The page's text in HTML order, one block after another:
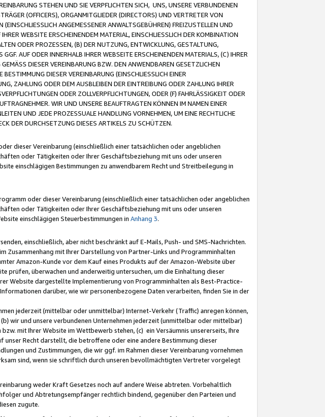
STEHEN UND SIE VERPFLICHTEN SICH, UNS, UNSERE VERBUNDENEN
(OFFICERS), ORGANMITGLIEDER (DIRECTORS) UND VERTRETER VON
ANGEMESSENER ANWALTSGEBÜHREN) FREIZUSTELLEN UND
WEBSITE ERSCHEINENDEM MATERIAL, EINSCHLIESSLICH DER KOMBINATION
ODER PROZESSEN, (B) DER NUTZUNG, ENTWICKLUNG, GESTALTUNG,
AUF ODER INNERHALB IHRER WEBSEITE ERSCHEINENDEN MATERIALS, (C) IHRER
DIESER VEREINBARUNG BZW. DEN ANWENDBAREN GESETZLICHEN
DIESER VEREINBARUNG (EINSCHLIESSLICH EINER
ZAHLUNG ODER DEM AUSBLEIBEN DER EINTREIBUNG ODER ZAHLUNG IHRER
ODER ZOLLVERPFLICHTUNGEN, ODER (F) FAHRLÄSSIGKEIT ODER
WIR UND UNSERE BEAUFTRAGTEN KÖNNEN IM NAMEN EINER
UND JEDE PROZESSUALE HANDLUNG VORNEHMEN, UM EINE RECHTLICHE
DER DURCHSETZUNG DIESES ARTIKELS ZU SCHÜTZEN.
dieser Vereinbarung (einschließlich einer tatsächlichen oder angeblichen
oder Tätigkeiten oder Ihrer Geschäftsbeziehung mit uns oder unseren
einschlägigen Bestimmungen zu anwendbarem Recht und Streitbeilegung in
oder dieser Vereinbarung (einschließlich einer tatsächlichen oder angeblichen
oder Tätigkeiten oder Ihrer Geschäftsbeziehung mit uns oder unseren
einschlägigen Steuerbestimmungen in Anhang 3.
einschließlich, aber nicht beschränkt auf E-Mails, Push- und SMS-Nachrichten.
Zusammenhang mit Ihrer Darstellung von Partner-Links und Programminhalten
Amazon-Kunde vor dem Kauf eines Produkts auf der Amazon-Website über
prüfen, überwachen und anderweitig untersuchen, um die Einhaltung dieser
Website dargestellte Implementierung von Programminhalten als Best-Practice-
darüber, wie wir personenbezogene Daten verarbeiten, finden Sie in der
jederzeit (mittelbar oder unmittelbar) Internet-Verkehr (Traffic) anregen können,
wir und unsere verbundenen Unternehmen jederzeit (unmittelbar oder mittelbar)
mit Ihrer Website im Wettbewerb stehen, (c) ein Versäumnis unsererseits, Ihre
unser Recht darstellt, die betroffene oder eine andere Bestimmung dieser
und Zustimmungen, die wir ggf. im Rahmen dieser Vereinbarung vornehmen
sind, wenn sie schriftlich durch unseren bevollmächtigten Vertreter vorgelegt
weder Kraft Gesetzes noch auf andere Weise abtreten. Vorbehaltlich
und Abtretungsempfänger rechtlich bindend, gegenüber den Parteien und
zugute.